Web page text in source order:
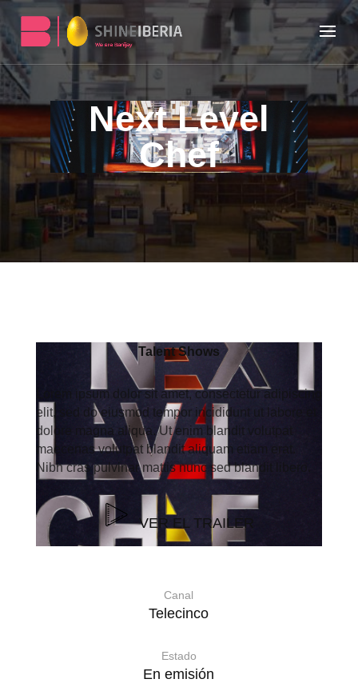
Next Level
Chef
Talent Shows
Lorem ipsum dolor sit amet, consectetur adipiscing
elit, sed do eiusmod tempor incididunt ut labore et
dolore magna aliqua. Ut enim blandit volutpat
maecenas volutpat blandit aliquam etiam erat.
Nibh cras pulvinar mattis nunc sed blandit libero.
VER EL TRAILER
Canal
Telecinco
Estado
En emisión